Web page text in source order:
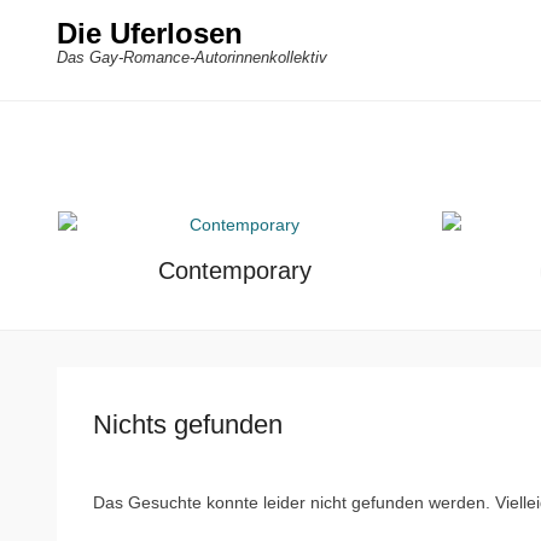
Die Uferlosen
Das Gay-Romance-Autorinnenkollektiv
Contemporary
Nichts gefunden
Das Gesuchte konnte leider nicht gefunden werden.